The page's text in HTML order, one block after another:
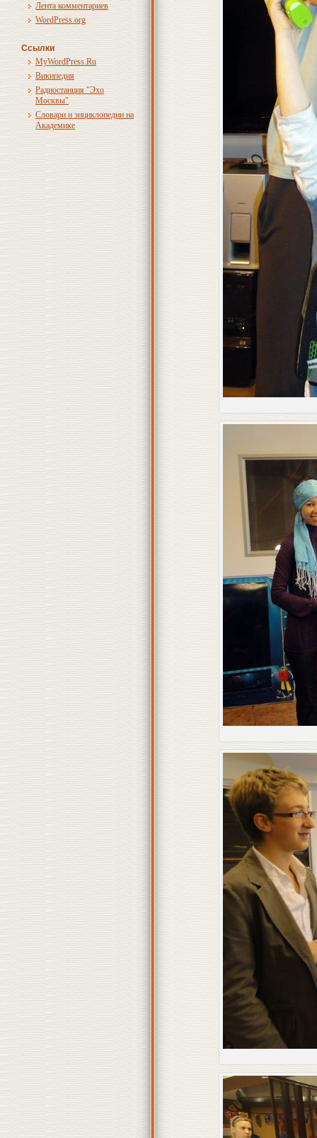
Лента комментариев
WordPress.org
Ссылки
MyWordPress.Ru
Википедия
Радиостанция "Эхо
Москвы"
Словари и энциклопедии на
Академике